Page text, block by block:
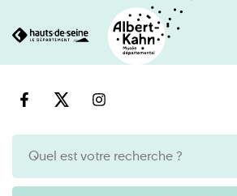
au
Cookies et traceurs utilisés sur ce site